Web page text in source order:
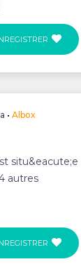
•Albox
situ&eacute;e
autres